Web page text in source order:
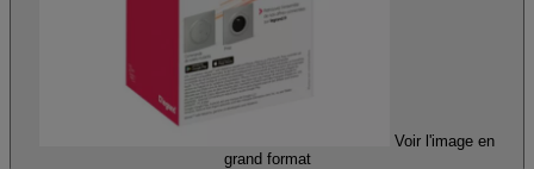
Voir l'image en
grand format